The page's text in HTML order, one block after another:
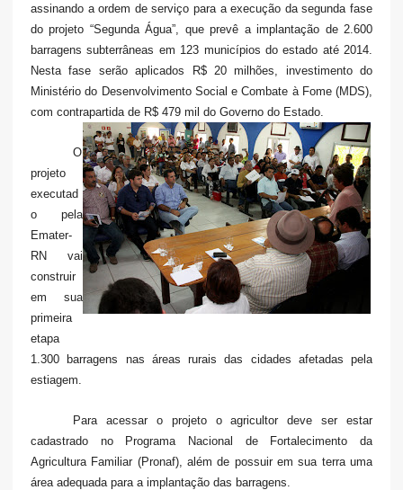
assinando a ordem de serviço para a execução da segunda fase
do projeto “Segunda Água”, que prevê a implantação de 2.600
barragens subterrâneas em 123 municípios do estado até 2014.
Nesta fase serão aplicados R$ 20 milhões, investimento do
Ministério do Desenvolvimento Social e Combate à Fome (MDS),
com contrapartida de R$ 479 mil do Governo do Estado.
O
projeto
executad
o pela
Emater-
RN vai
construir
em sua
primeira
etapa
1.300 barragens nas áreas rurais das cidades afetadas pela
estiagem.
Para acessar o projeto o agricultor deve ser estar
cadastrado no Programa Nacional de Fortalecimento da
Agricultura Familiar (Pronaf), além de possuir em sua terra uma
área adequada para a implantação das barragens.